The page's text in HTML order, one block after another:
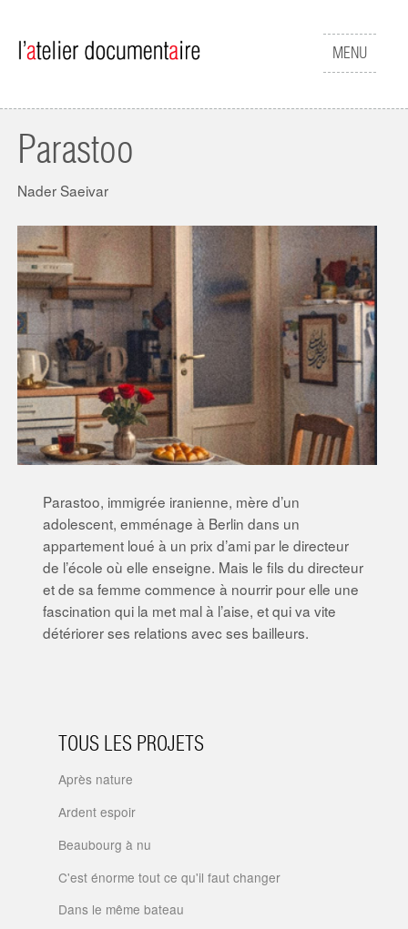
Afficher
le
MENU
Parastoo
Nader Saeivar
Parastoo, immigrée iranienne, mère d’un
adolescent, emménage à Berlin dans un
appartement loué à un prix d’ami par le directeur
de l’école où elle enseigne. Mais le fils du directeur
et de sa femme commence à nourrir pour elle une
fascination qui la met mal à l’aise, et qui va vite
détériorer ses relations avec ses bailleurs.
TOUS LES PROJETS
Après nature
Ardent espoir
Beaubourg à nu
C'est énorme tout ce qu'il faut changer
Dans le même bateau